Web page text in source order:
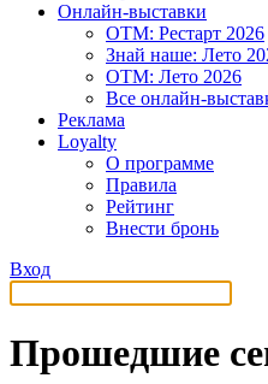
Онлайн-выставки
OTM: Рестарт 2026
Знай наше: Лето
OTM: Лето 2026
Все онлайн-
Реклама
Loyalty
О программе
Правила
Рейтинг
Внести бронь
Вход
Прошедшие